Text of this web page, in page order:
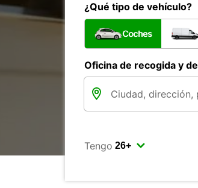
¿Qué tipo de vehículo?
Coches
Oficina de recogida y
Tengo